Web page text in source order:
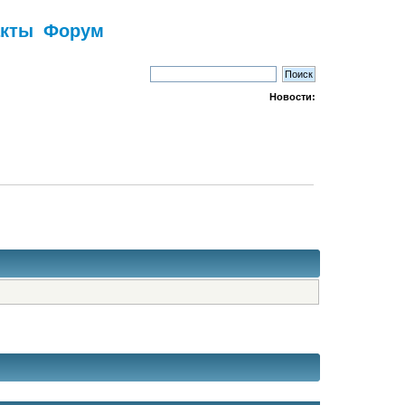
Форум
Новости: